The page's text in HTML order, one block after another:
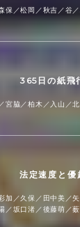
保／松岡／秋吉／谷
365日の紙飛
宮脇／柏木／入山／
法定速度と優
加／久保／田中美／
／坂口渚／後藤萌／